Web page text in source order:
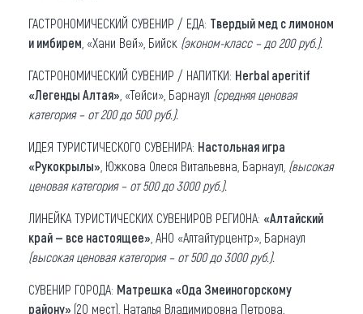
ГАСТРОНОМИЧЕСКИЙ СУВЕНИР / ЕДА: Твердый мед с лимоном
и имбирем , «Хани Вей», Бийск (эконом-класс – до 200 руб.).
ГАСТРОНОМИЧЕСКИЙ СУВЕНИР / НАПИТКИ: Herbal aperitif
«Легенды Алтая» , «Тейси», Барнаул (средняя ценовая
категория – от 200 до 500 руб.).
ИДЕЯ ТУРИСТИЧЕСКОГО СУВЕНИРА: Настольная игра
«Рукокрылы» , Южкова Олеся Витальевна, Барнаул, (высокая
ценовая категория – от 500 до 3000 руб.).
ЛИНЕЙКА ТУРИСТИЧЕСКИХ СУВЕНИРОВ РЕГИОНА: «Алтайский
край — все настоящее» , АНО «Алтайтурцентр», Барнаул
(высокая ценовая категория – от 500 до 3000 руб.).
СУВЕНИР ГОРОДА: Матрешка «Ода Змеиногорскому
району» (20 мест), Наталья Владимировна Петрова,